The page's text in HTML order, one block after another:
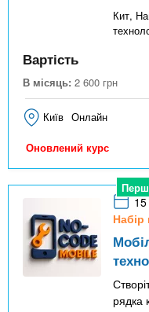
Кит,
Вартість
В місяць: 2 600 грн
Київ Онлайн
Оновлений курс
Набір
рядка